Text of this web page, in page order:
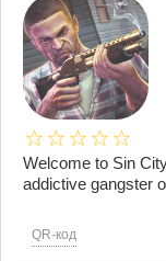
Welcome to Sin
addictive gangster
QR-код